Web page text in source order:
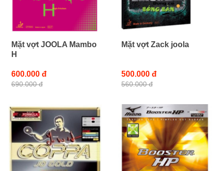
Mặt vợt JOOLA Mambo
H
600.000 đ
690.000 đ
Mặt vợt Zack joola
500.000 đ
560.000 đ